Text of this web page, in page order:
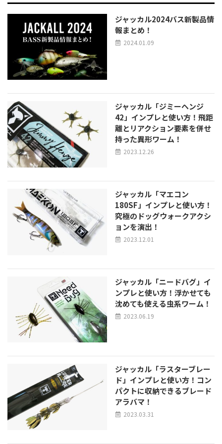
ジャッカル2024バス新製品情
報まとめ！
2024.01.09
ジャッカル「ジミーヘンジ
42」インプレと使い方！飛距
離とリアクション要素を併せ
持った異形ワーム！
2023.12.26
ジャッカル「マエコン
180SF」インプレと使い方！
究極のドッグウォークアクシ
ョンを演出！
2023.12.01
ジャッカル「ニードバグ」イ
ンプレと使い方！浮かせても
沈めても使える虫系ワーム！
2023.06.19
ジャッカル「ラスターブレー
ド」インプレと使い方！コン
パクトに収納できるブレード
アラバマ！
2023.03.31